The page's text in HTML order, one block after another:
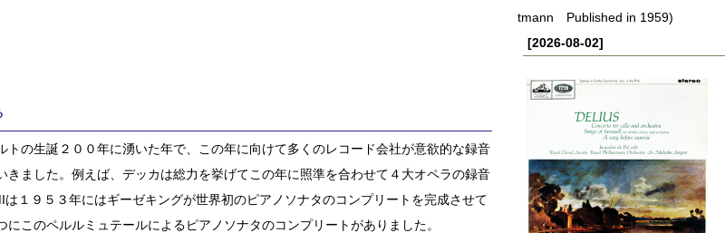
トの生誕２００年に湧いた年で、この年に向けて多くのレコード会社が意欲的な録音
きました。例えば、デッカは総力を挙げてこの年に照準を合わせて４大オペラの録音
は１９５３年にはギーゼキングが世界初のピアノソナタのコンプリートを完成させて
にこのペルルミュテールによるピアノソナタのコンプリートがありました。
tmann Published in 1959)
[2026-08-02]